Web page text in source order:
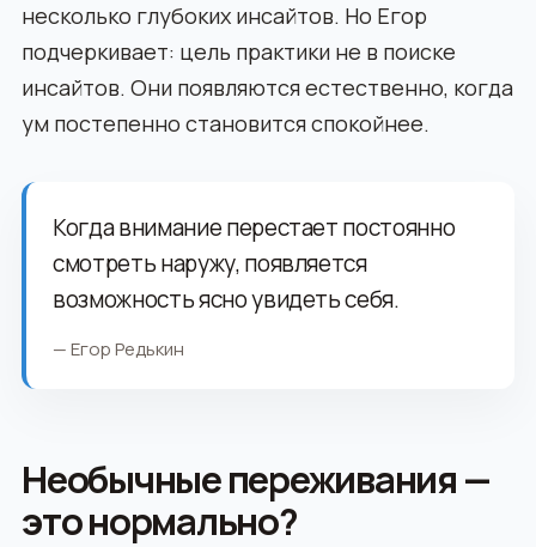
несколько глубоких инсайтов. Но Егор
подчеркивает: цель практики не в поиске
инсайтов. Они появляются естественно, когда
ум постепенно становится спокойнее.
Когда внимание перестает постоянно
смотреть наружу, появляется
возможность ясно увидеть себя.
— Егор Редькин
Необычные переживания —
это нормально?